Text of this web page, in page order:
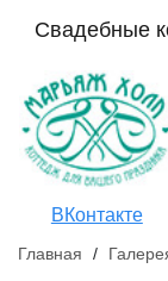
Свадебные
ВКонтакте
Главная /